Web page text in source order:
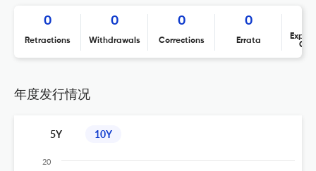
0
Retractions
0
Withdrawals
0
Corrections
0
Errata
年度发行情况
5Y 10Y
20